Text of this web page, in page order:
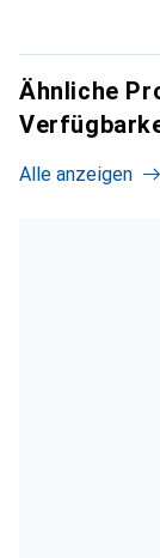
Ähnliche
Alle anzeigen